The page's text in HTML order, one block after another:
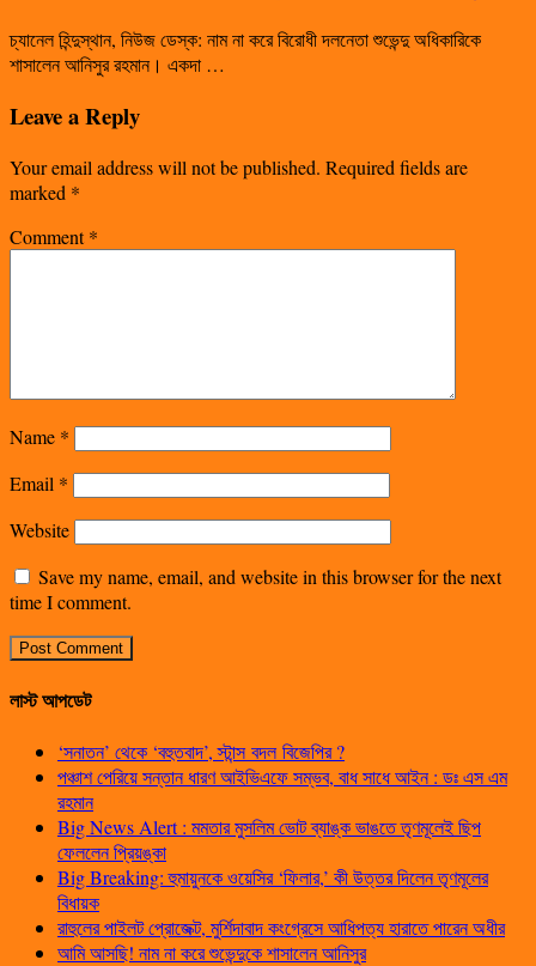
চ্যানেল হিন্দুস্থান, নিউজ ডেস্ক: নাম না করে বিরোধী দলনেতা শুভেন্দু অধিকারিকে
শাসালেন আনিসুর রহমান। একদা …
Leave a Reply
Your email address will not be published. Required fields are
marked *
Comment*
Name *
Email *
Website
Save my name, email, and website in this browser for the next
time I comment.
লাস্ট আপডেট
‘সনাতন’ থেকে ‘বহুতবাদ’, স্টান্স বদল বিজেপির ?
পঞ্চাশ পেরিয়ে সন্তান ধারণ আইভিএফে সম্ভব, বাধ সাধে আইন : ডঃ এস এম
রহমান
Big News Alert : মমতার মুসলিম ভোট ব্যাঙ্ক ভাঙতে তৃণমূলেই ছিপ
ফেললেন প্রিয়ঙ্কা
Big Breaking: হুমায়ুনকে ওয়েসির ‘ফিলার,’ কী উত্তর দিলেন তৃণমূলের
বিধায়ক
রাহুলের পাইলট প্রোজেক্ট, মুর্শিদাবাদ কংগ্রেসে আধিপত্য হারাতে পারেন অধীর
আমি আসছি! নাম না করে শুভেন্দুকে শাসালেন আনিসুর